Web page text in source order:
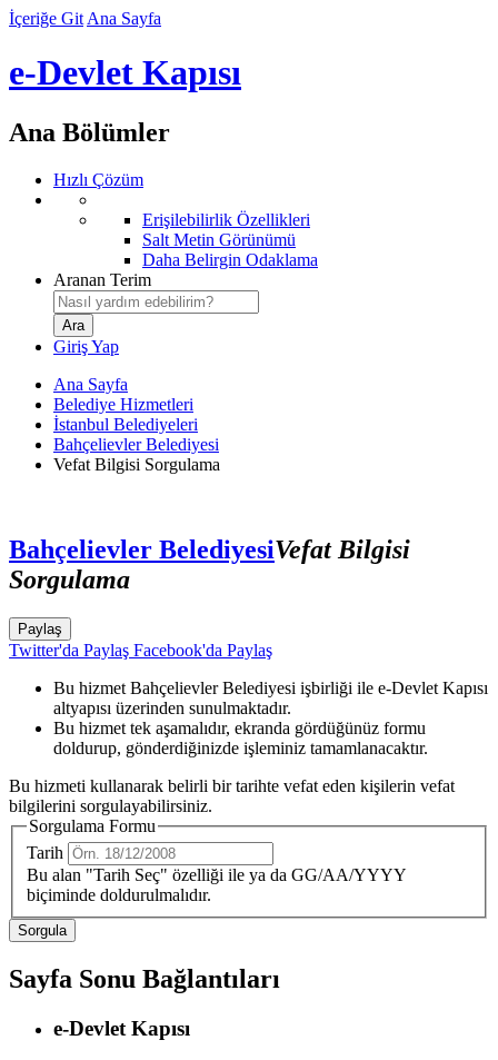
İçeriğe Git Ana Sayfa
e-Devlet Kapısı
Ana Bölümler
Hızlı Çözüm
Erişilebilirlik Özellikleri
Salt Metin Görünümü
Daha Belirgin Odaklama
Aranan Terim
Giriş Yap
Ana Sayfa
Belediye Hizmetleri
İstanbul Belediyeleri
Bahçelievler Belediyesi
Vefat Bilgisi Sorgulama
Bahçelievler BelediyesiVefat Bilgisi
Sorgulama
Paylaş
Twitter'da Paylaş Facebook'da Paylaş
Bu hizmet Bahçelievler Belediyesi işbirliği ile e-Devlet Kapısı
altyapısı üzerinden sunulmaktadır.
Bu hizmet tek aşamalıdır, ekranda gördüğünüz formu
doldurup, gönderdiğinizde işleminiz tamamlanacaktır.
Bu hizmeti kullanarak belirli bir tarihte vefat eden kişilerin vefat
bilgilerini sorgulayabilirsiniz.
Sorgulama Formu
Tarih
Bu alan "Tarih Seç" özelliği ile ya da GG/AA/YYYY
biçiminde doldurulmalıdır.
Sayfa Sonu Bağlantıları
e-Devlet Kapısı